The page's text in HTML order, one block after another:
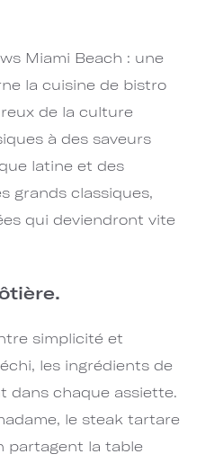
Miami Beach : une
la cuisine de bistro
de la culture
à des saveurs
latine et des
grands classiques,
qui deviendront vite
simplicité et
les ingrédients de
dans chaque assiette.
le steak tartare
partagent la table